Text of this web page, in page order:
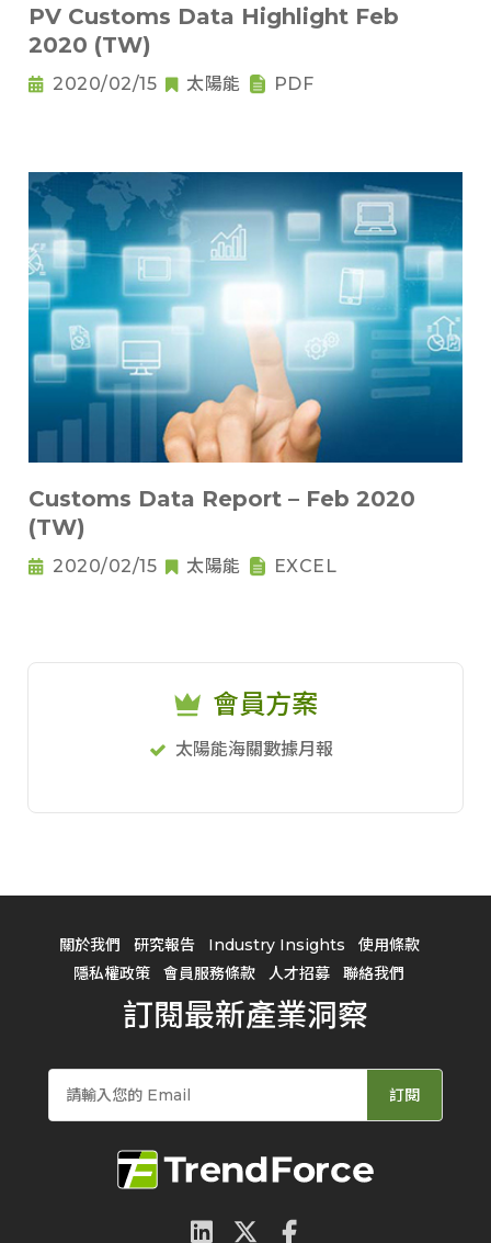
PV Customs Data Highlight Feb
2020 (TW)
2020/02/15 太陽能 PDF
Customs Data Report – Feb 2020
(TW)
2020/02/15 太陽能 EXCEL
會員方案
太陽能海關數據月報
關於我們 研究報告 Industry Insights
使用條款
隱私權政策
會員服務條款 人才招募 聯絡我們
訂閱最新產業洞察
訂閱